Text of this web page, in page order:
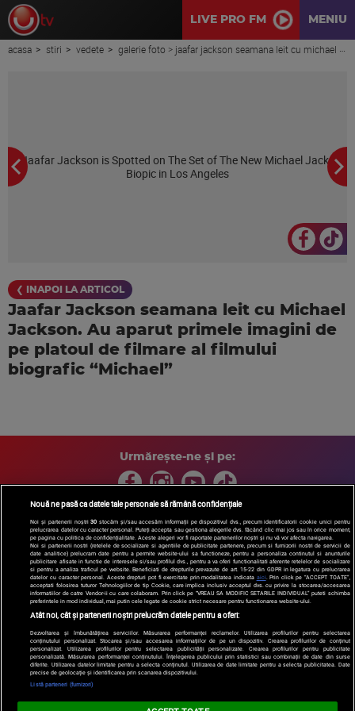
LIVE PRO FM MENIU
acasa stiri vedete galerie foto > jaafar jackson seamana leit cu michael jackson. au aparut primele imagini de pe platoul de filmare al filmului biografic “michael”
❮ INAPOI LA ARTICOL
Jaafar Jackson seamana leit cu Michael
Jackson. Au aparut primele imagini de
pe platoul de filmare al filmului
biografic “Michael”
Urmărește-ne și pe:
Copyright © 2026 / DIGI ROMANIA S.A.
Arhiva
Comunicate de presă Politica de confidentialitate
Termeni
si conditii
Gestionați preferințele| Contact/Info Codul etic
Nouă ne pasă ca datele tale personale să rămână confidențiale
Noi și partenerii noștri30 stocăm și/sau accesăm informații pe dispozitivul dvs., precum identificatorii cookie unici pentru
prelucrarea datelor cu caracter personal. Puteți accepta sau gestiona alegerile dvs. făcând clic mai jos sau în orice moment,
pe pagina cu politica de confidențialitate. Aceste alegeri vor fi raportate partenerilor noștri și nu vă vor afecta navigarea.
Noi si partenerii nostri (retelele de socializare si agentiile de publicitate partenere, precum si furnizorii nostri de servicii de
date analitice) prelucram date pentru a permite website-ului sa functioneze, pentru a personaliza continutul si anunturile
publicitare afisate in functie de interesele si/sau profilul dvs., pentru a va oferi functionalitati aferente retelelor de socializare
si pentru a analiza traficul pe website. Beneficiati de drepturile prevazute de art. 15-22 din GDPR in legatura cu prelucrarea
datelor cu caracter personal. Aceste drepturi pot fi exercitate prin modalitatea indicata aici. Prin click pe “ACCEPT TOATE”,
acceptati folosirea tuturor Tehnologiilor de tip Cookie, care implica inclusiv acceptul dvs. cu privire la stocarea/accesarea
informatiilor de catre Vendor-ii cu care colaboram. Prin click pe “VREAU SA MODIFIC SETARILE INDIVIDUAL” puteti schimba
preferintele in mod individual, mai putin cele legate de cookie strict necesare pentru functionarea website-ului.
Atât noi, cât și partenerii noștri prelucrăm datele pentru a oferi:
Dezvoltarea și îmbunătățirea serviciilor. Măsurarea performanței reclamelor. Utilizarea profilurilor pentru selectarea
conținutului personalizat. Stocarea și/sau accesarea informațiilor de pe un dispozitiv. Crearea profilurilor de conținut
personalizat. Utilizarea profilurilor pentru selectarea publicității personalizate. Crearea profilurilor pentru publicitate
personalizată. Măsurarea performanței conținutului. Înțelegerea publicului prin statistici sau combinații de date din surse
diferite. Utilizarea datelor limitate pentru a selecta conținutul. Utilizarea de date limitate pentru a selecta publicitatea. Date
precise de geolocație și identificarea prin scanarea dispozitivului.
Listă parteneri (furnizori)